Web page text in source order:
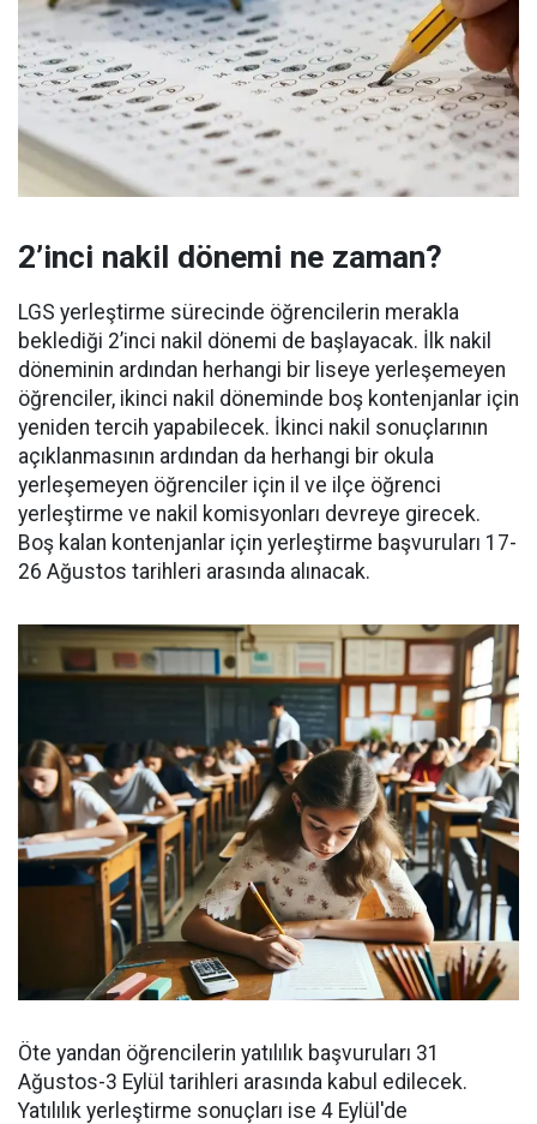
2’inci nakil dönemi ne zaman?
LGS yerleştirme sürecinde öğrencilerin merakla
beklediği 2’inci nakil dönemi de başlayacak. İlk nakil
döneminin ardından herhangi bir liseye yerleşemeyen
öğrenciler, ikinci nakil döneminde boş kontenjanlar için
yeniden tercih yapabilecek. İkinci nakil sonuçlarının
açıklanmasının ardından da herhangi bir okula
yerleşemeyen öğrenciler için il ve ilçe öğrenci
yerleştirme ve nakil komisyonları devreye girecek.
Boş kalan kontenjanlar için yerleştirme başvuruları 17-
26 Ağustos tarihleri arasında alınacak.
Öte yandan öğrencilerin yatılılık başvuruları 31
Ağustos-3 Eylül tarihleri arasında kabul edilecek.
Yatılılık yerleştirme sonuçları ise 4 Eylül'de